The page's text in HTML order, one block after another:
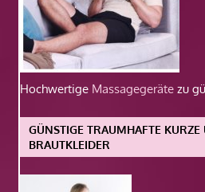
Hochwertige Massagegeräte zu
GÜNSTIGE TRAUMHAFTE KURZE
BRAUTKLEIDER